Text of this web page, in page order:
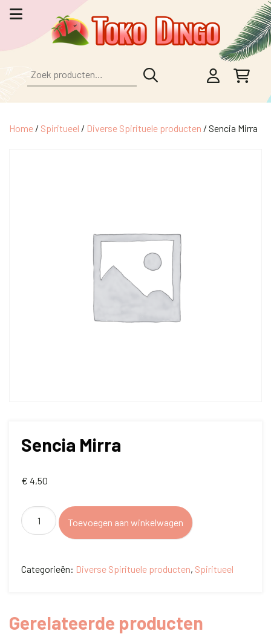
Zoeken
Home / Spiritueel / Diverse Spirituele producten / Sencia Mirra
Sencia Mirra
€ 4,50
Sencia
Mirra
Toevoegen aan winkelwagen
Categorieën: Diverse Spirituele producten, Spiritueel
Gerelateerde producten